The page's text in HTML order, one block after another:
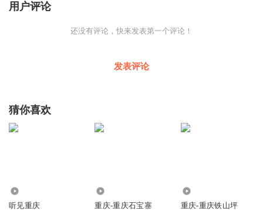
用户评论
还没有评论，快来发表第一个评论！
发表评论
猜你喜欢
听见重庆 重庆-重庆石宝寨 重庆-重庆铁山坪